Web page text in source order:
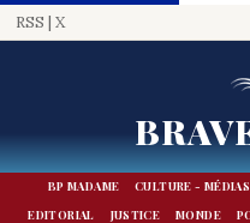
RSS | X
BP MADAME CULTURE - MÉDIAS
EDITORIAL
JUSTICE MONDE